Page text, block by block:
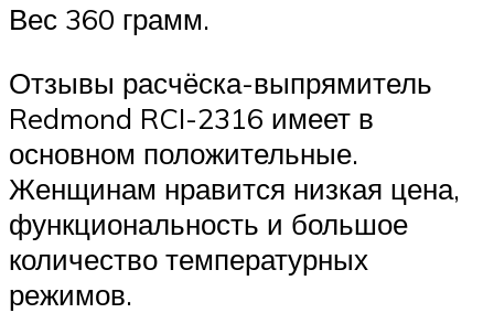
Вес 360 грамм.
Отзывы расчёска-выпрямитель
Redmond RCI-2316 имеет в
основном положительные.
Женщинам нравится низкая цена,
функциональность и большое
количество температурных
режимов.